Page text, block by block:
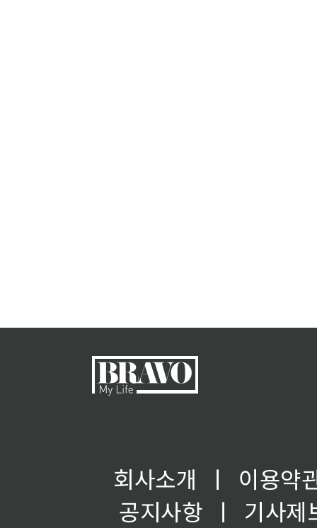
회사소개 ㅣ
이용약
공지사항
ㅣ
기사제